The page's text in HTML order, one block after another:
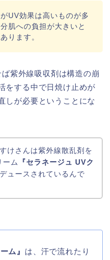
UV効果は高いものが多
肌への負担が大きいと
ります。
紫外線吸収剤は構造の崩
をする中で日焼け止めが
しが必要ということにな
けさんは紫外線散乱剤を
ーム
『セラネージュ UVク
ュースされているんで
ム』 は、汗で流れたり